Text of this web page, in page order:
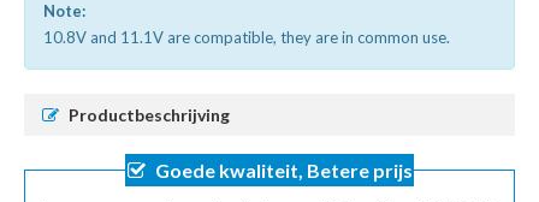
Note:
10.8V and 11.1V are compatible, they are in common use.
Productbeschrijving
Goede kwaliteit, Betere prijs